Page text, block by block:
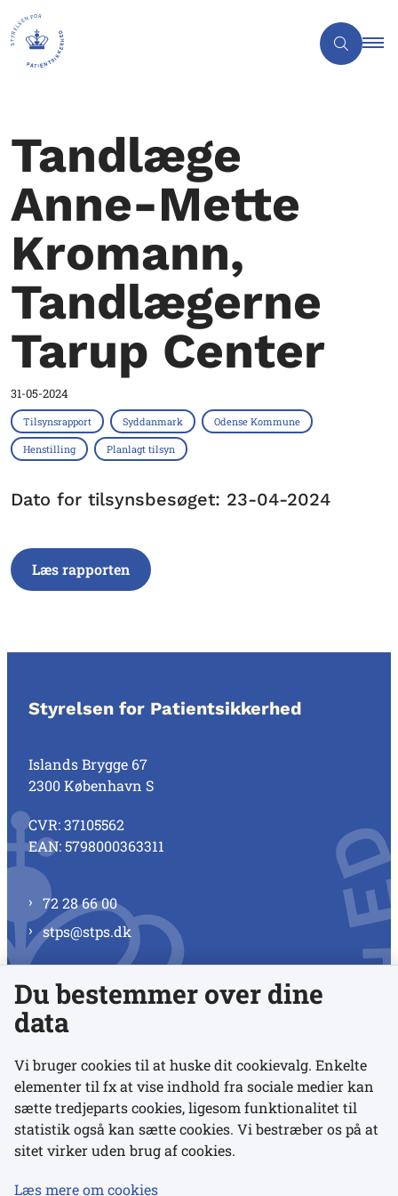
Tandlæge
Anne-Mette
Kromann,
Tandlægerne
Tarup Center
31-05-2024
Tilsynsrapport Syddanmark Odense Kommune
Henstilling Planlagt tilsyn
Dato for tilsynsbesøget: 23-04-2024
Læs rapporten
Styrelsen for Patientsikkerhed
Islands Brygge 67
2300 København S
CVR: 37105562
EAN: 5798000363311
72 28 66 00
stps@stps.dk
Se alle kontaktnumre
Links
Udgivelser
Du bestemmer over dine
data
Vi bruger cookies til at huske dit cookievalg. Enkelte
elementer til fx at vise indhold fra sociale medier kan
sætte tredjeparts cookies, ligesom funktionalitet til
statistik også kan sætte cookies. Vi bestræber os på at
sitet virker uden brug af cookies.
Læs mere om cookies